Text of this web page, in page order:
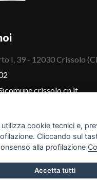
I, 39 - 12030 Crissolo
cookie tecnici e,
Cliccando sul
alla profilazione
Accetta tutti